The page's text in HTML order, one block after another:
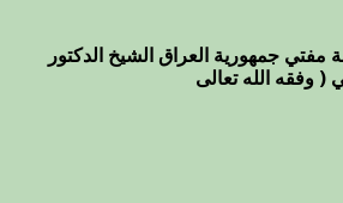
مفتي جمهورية العراق الشيخ الدكتور
وفقه الله تعالى